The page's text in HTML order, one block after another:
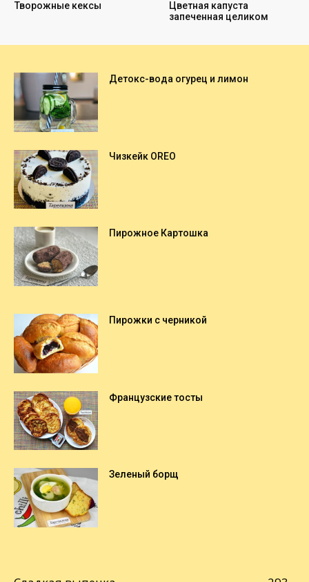
Детокс-вода огурец и лимон
Чизкейк OREO
Пирожное Картошка
Пирожки с черникой
Французские тосты
Зеленый борщ